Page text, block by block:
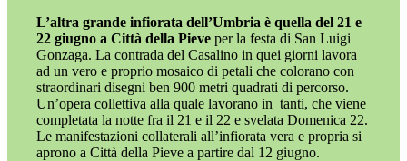
L’altra grande infiorata dell’Umbria è quella del 21 e
22 giugno a Città della Pieve per la festa di San Luigi
Gonzaga. La contrada del Casalino in quei giorni lavora
ad un vero e proprio mosaico di petali che colorano con
straordinari disegni ben 900 metri quadrati di percorso.
Un’opera collettiva alla quale lavorano in tanti, che viene
completata la notte fra il 21 e il 22 e svelata Domenica 22.
Le manifestazioni collaterali all’infiorata vera e propria si
aprono a Città della Pieve a partire dal 12 giugno.